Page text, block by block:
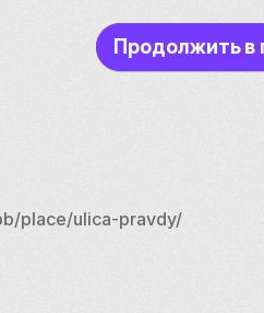
Продолжить в
place/ulica-pravdy/